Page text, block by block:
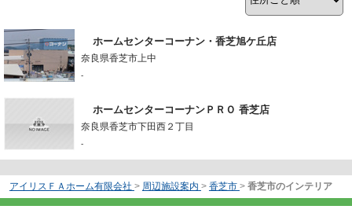
ホームセンターコーナン・香芝旭ケ丘店
奈良県香芝市上中
-
ホームセンターコーナンＰＲＯ 香芝店
奈良県香芝市下田西２丁目
-
アイリスＦＡホーム有限会社 > 周辺施設案内 > 香芝市 > 香芝市のインテリア